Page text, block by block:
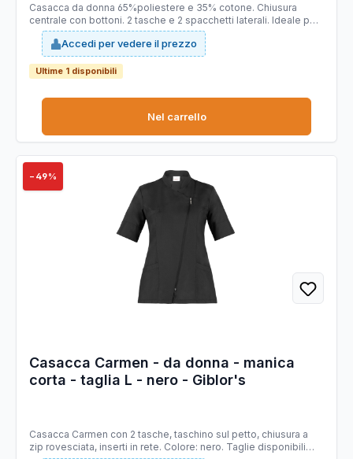
Casacca da donna 65%poliestere e 35% cotone. Chiusura
centrale con bottoni. 2 tasche e 2 spacchetti laterali. Ideale per
il settore beauty e cleaning. Taglie disponibili: da XS - 4XL.
Regular Fit.Accedi per vedere il prezzo
Ultime 1 disponibili
Nel carrello
−49%
Casacca Carmen - da donna - manica
corta - taglia L - nero - Giblor's
Casacca Carmen con 2 tasche, taschino sul petto, chiusura a
zip rovesciata, inserti in rete. Colore: nero. Taglie disponibili